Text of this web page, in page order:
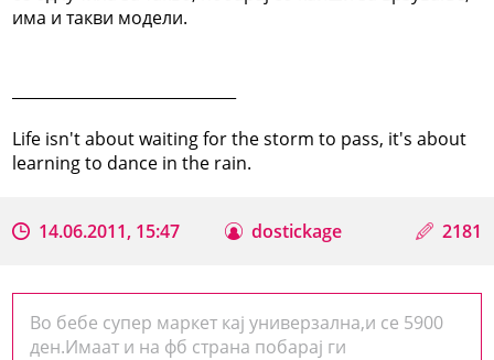
има и такви модели.
Life isn't about waiting for the storm to pass, it's about
learning to dance in the rain.
14.06.2011, 15:47 dostickage 2181
Во бебе супер маркет кај универзална,и се 5900
ден.Имаат и на фб страна побарај ги